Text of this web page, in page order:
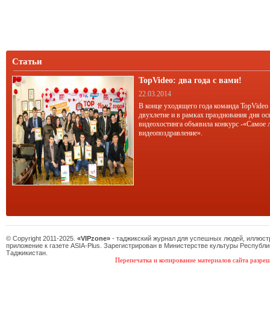
Статьи
TopVideo: два года с вами!
22.03.2014
В конце уходящего года команда TopVideo
двухлетие и в рамках празднования дня
видеохостинга объявила конкурс -«Самое
видеопоздравление».
© Copyright 2011-2025. «VIPzone» - таджикский журнал для успешных людей,
приложение к газете ASIA-Plus. Зарегистрирован в Министерстве культуры
Таджикистан.
Перепечатка и копирование материалов сайта